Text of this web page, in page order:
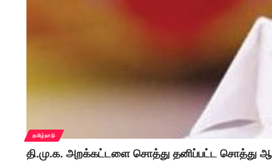
தமிழ்நாடு
தி.மு.க. அறக்கட்டளை சொத்து தனிப்பட்ட சொத்து